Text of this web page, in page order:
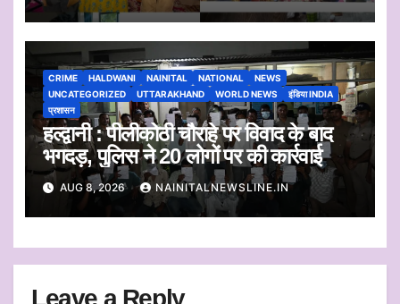
CRIME HALDWANI NAINITAL NATIONAL
NEWS
UNCATEGORIZED
UTTARAKHAND WORLD NEWS
इंडिया INDIA
प्रशासन
हल्द्वानी : पीलीकोठी चौराहे पर विवाद के बाद
भगदड़, पुलिस ने 20 लोगों पर की कार्रवाई
AUG 8, 2026 NAINITALNEWSLINE.IN